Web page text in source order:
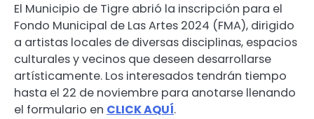
El Municipio de Tigre abrió la inscripción para el
Fondo Municipal de Las Artes 2024 (FMA), dirigido
a artistas locales de diversas disciplinas, espacios
culturales y vecinos que deseen desarrollarse
artísticamente. Los interesados tendrán tiempo
hasta el 22 de noviembre para anotarse llenando
el formulario en CLICK AQUÍ.